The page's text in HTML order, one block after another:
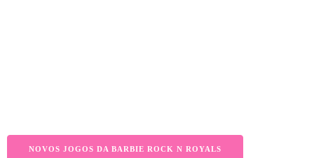
NOVOS JOGOS DA BARBIE ROCK N ROYALS